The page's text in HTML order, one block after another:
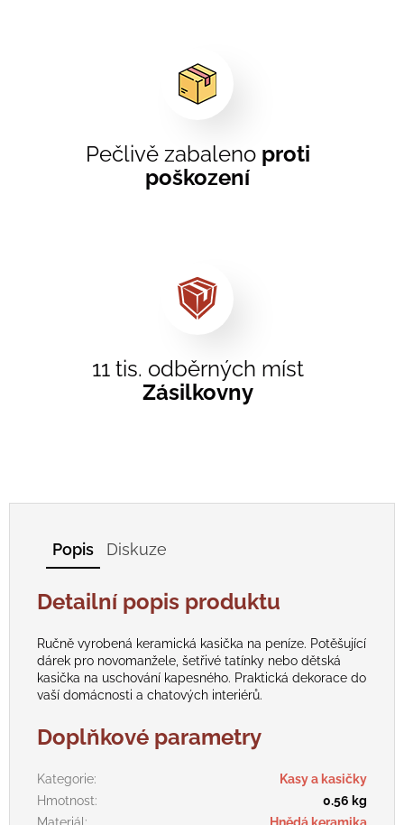
Pečlivě zabaleno proti
poškození
11 tis. odběrných míst
Zásilkovny
Popis Diskuze
Detailní popis produktu
Ručně vyrobená keramická kasička na peníze. Potěšující
dárek pro novomanžele, šetřivé tatínky nebo dětská
kasička na uschování kapesného. Praktická dekorace do
vaší domácnosti a chatových interiérů.
Doplňkové parametry
Kategorie:
Kasy a kasičky
Hmotnost:
0.56 kg